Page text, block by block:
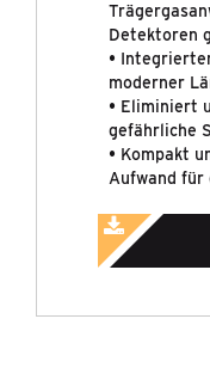
Detektoren
•
moderner
• Eliminiert
gefährliche
• Kompakt
Aufwand für